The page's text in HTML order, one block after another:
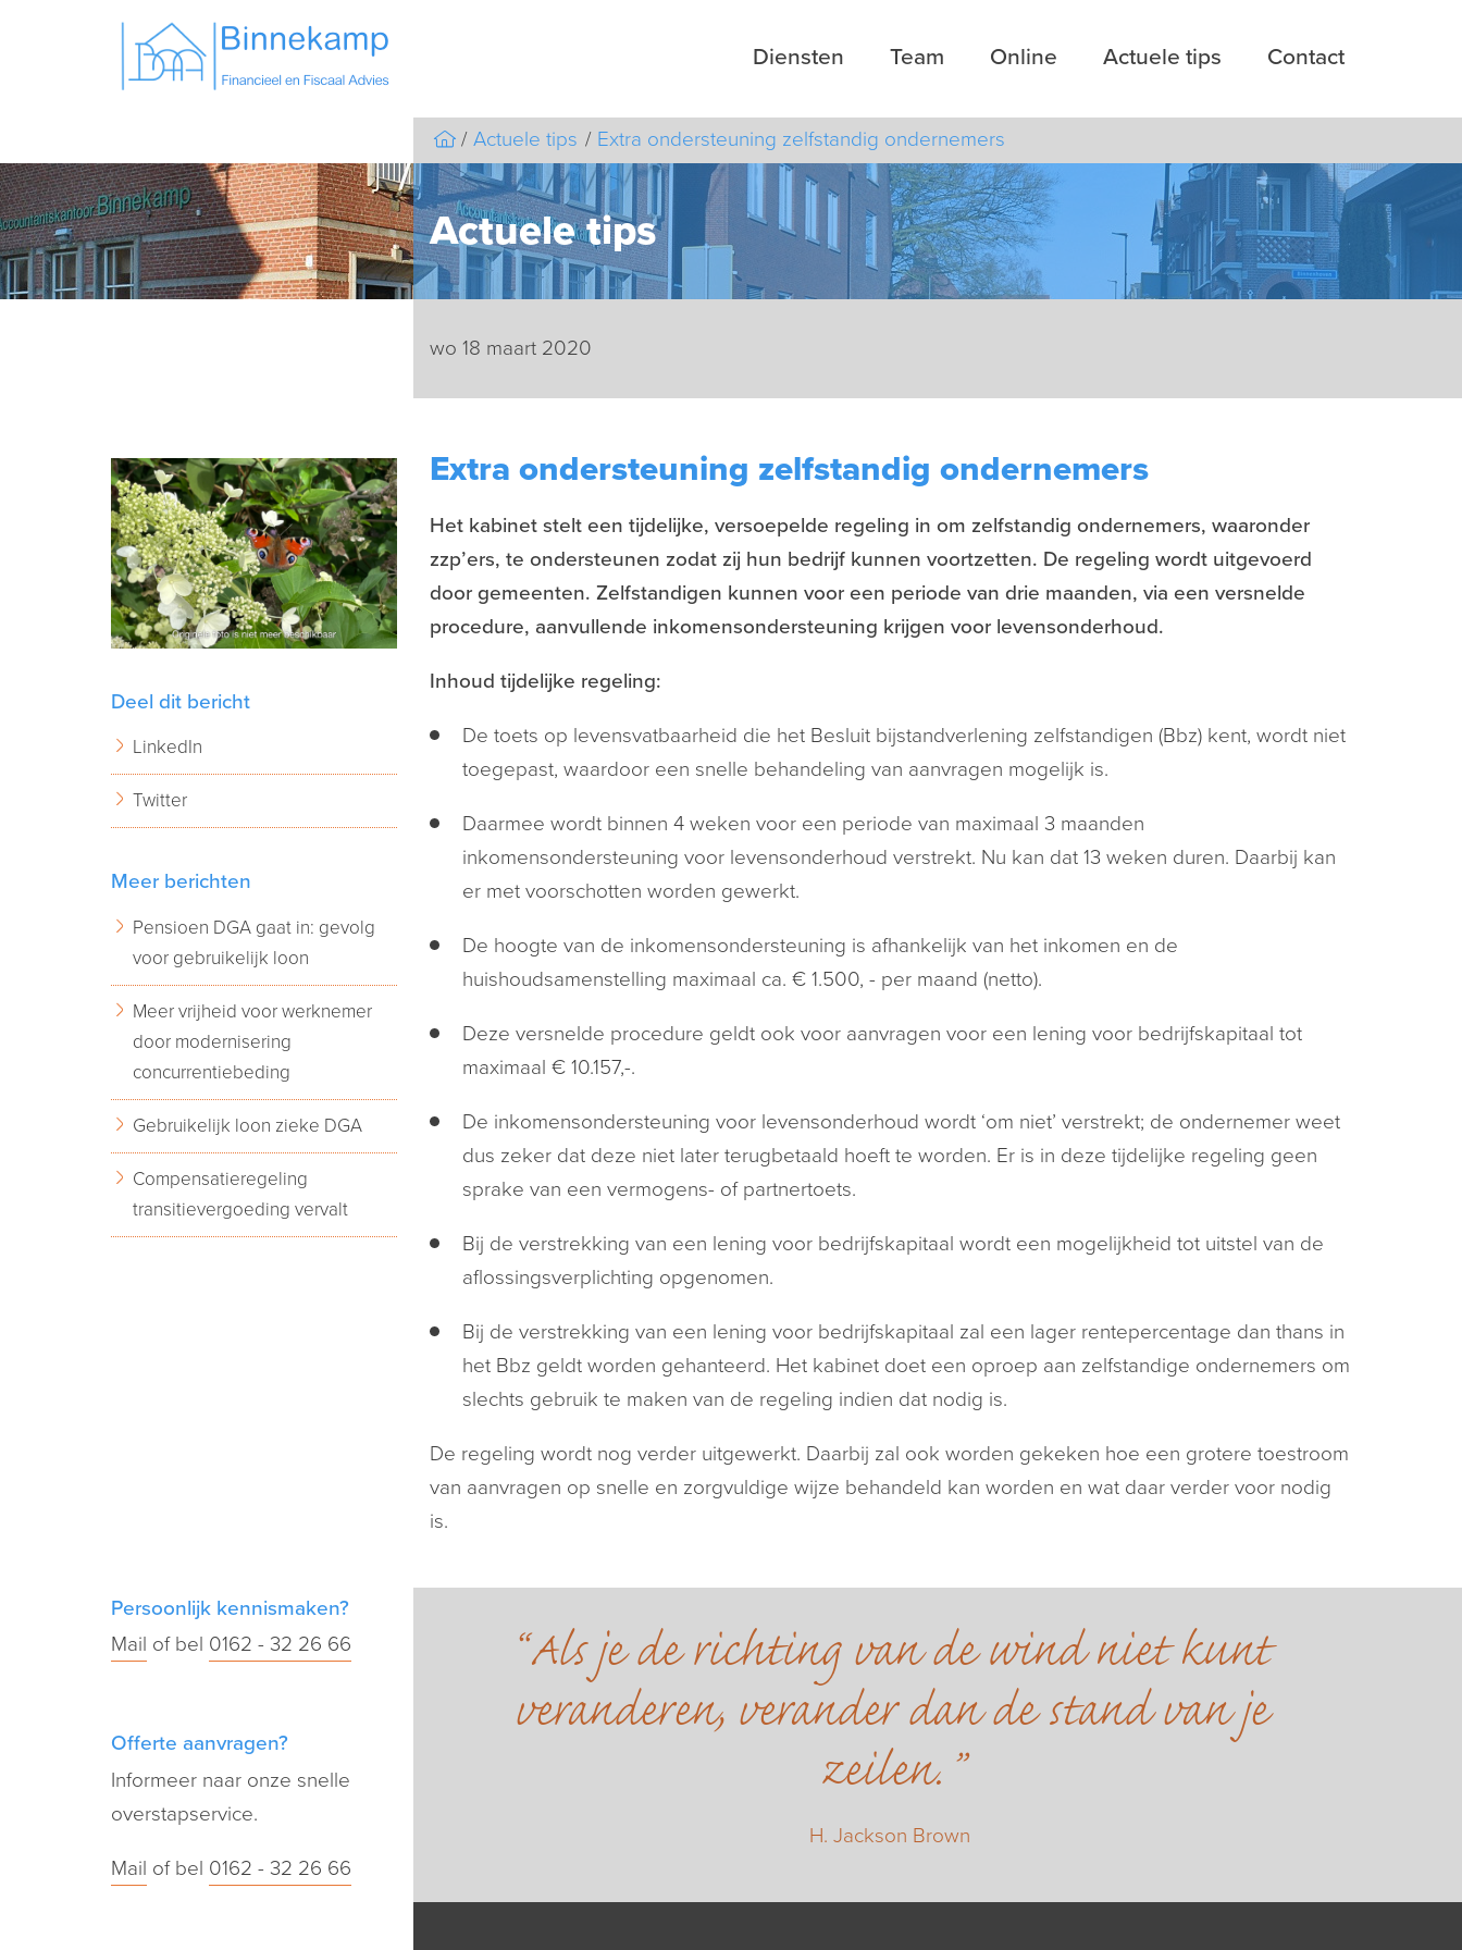
Diensten Team Online Actuele tips Contact
Actuele tips Extra ondersteuning zelfstandig ondernemers
Actuele tips
wo 18 maart 2020
Extra ondersteuning zelfstandig ondernemers
Het kabinet stelt een tijdelijke, versoepelde regeling in om zelfstandig ondernemers, waaronder
zzp’ers, te ondersteunen zodat zij hun bedrijf kunnen voortzetten. De regeling wordt uitgevoerd
door gemeenten. Zelfstandigen kunnen voor een periode van drie maanden, via een versnelde
procedure, aanvullende inkomensondersteuning krijgen voor levensonderhoud.
Inhoud tijdelijke regeling:
De toets op levensvatbaarheid die het Besluit bijstandverlening zelfstandigen (Bbz) kent, wordt niet
toegepast, waardoor een snelle behandeling van aanvragen mogelijk is.
Daarmee wordt binnen 4 weken voor een periode van maximaal 3 maanden
inkomensondersteuning voor levensonderhoud verstrekt. Nu kan dat 13 weken duren. Daarbij kan
er met voorschotten worden gewerkt.
De hoogte van de inkomensondersteuning is afhankelijk van het inkomen en de
huishoudsamenstelling maximaal ca. € 1.500, - per maand (netto).
Deze versnelde procedure geldt ook voor aanvragen voor een lening voor bedrijfskapitaal tot
maximaal € 10.157,-.
De inkomensondersteuning voor levensonderhoud wordt ‘om niet’ verstrekt; de ondernemer weet
dus zeker dat deze niet later terugbetaald hoeft te worden. Er is in deze tijdelijke regeling geen
sprake van een vermogens- of partnertoets.
Bij de verstrekking van een lening voor bedrijfskapitaal wordt een mogelijkheid tot uitstel van de
aflossingsverplichting opgenomen.
Bij de verstrekking van een lening voor bedrijfskapitaal zal een lager rentepercentage dan thans in
het Bbz geldt worden gehanteerd. Het kabinet doet een oproep aan zelfstandige ondernemers om
slechts gebruik te maken van de regeling indien dat nodig is.
De regeling wordt nog verder uitgewerkt. Daarbij zal ook worden gekeken hoe een grotere toestroom
van aanvragen op snelle en zorgvuldige wijze behandeld kan worden en wat daar verder voor nodig
is.
Deel dit bericht
LinkedIn
Twitter
Meer berichten
Pensioen DGA gaat in: gevolg
voor gebruikelijk loon
Meer vrijheid voor werknemer
door modernisering
concurrentiebeding
Gebruikelijk loon zieke DGA
Compensatieregeling
transitievergoeding vervalt
Persoonlijk kennismaken?
Mail of bel 0162 - 32 26 66
Offerte aanvragen?
Informeer naar onze snelle
overstapservice.
Mail of bel 0162 - 32 26 66
Als je de richting van de wind niet kunt
veranderen, verander dan de stand van je
zeilen.
H. Jackson Brown